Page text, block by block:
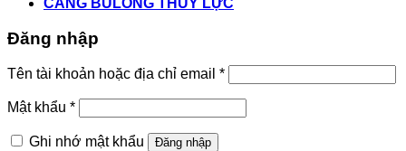
Đăng nhập
Tên tài khoản hoặc địa chỉ email *
Mật khẩu *
Ghi nhớ mật khẩu Đăng nhập